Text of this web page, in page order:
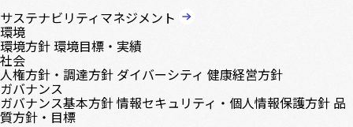
サステナビリティマネジメント
環境
環境方針環境目標・実績
社会
人権方針・調達方針 ダイバーシティ 健康経営方針
ガバナンス
ガバナンス基本方針情報セキュリティ・個人情報保護方針 品
質方針・目標